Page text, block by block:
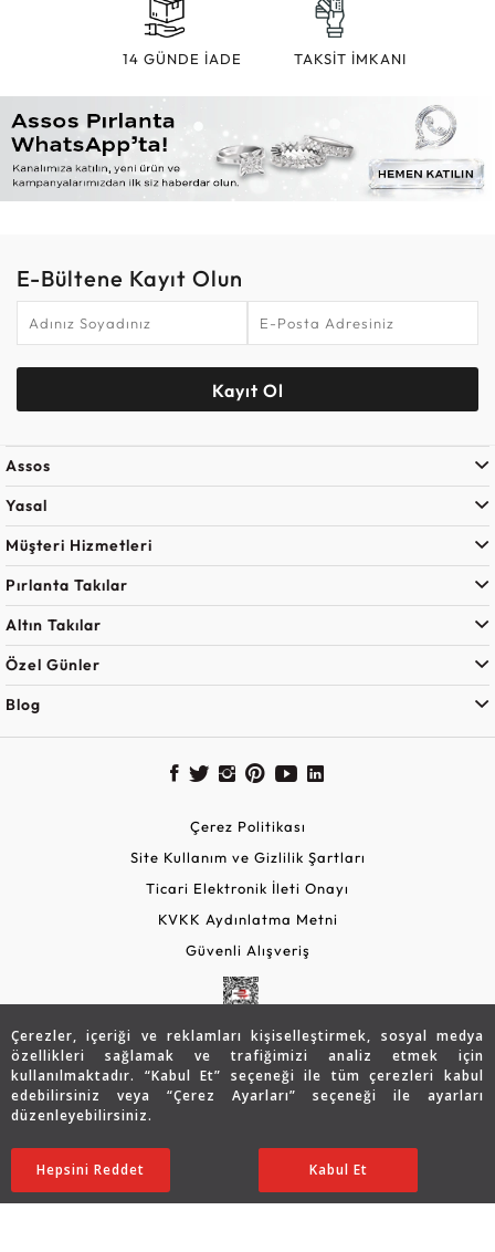
Çerezler, içeriği ve reklamları kişiselleştirmek, sosyal medya
özellikleri sağlamak ve trafiğimizi analiz etmek için
kullanılmaktadır. “Kabul Et” seçeneği ile tüm çerezleri kabul
edebilirsiniz veya “Çerez Ayarları” seçeneği ile ayarları
düzenleyebilirsiniz.
Ayarları Düzenle
Hepsini Reddet Kabul Et
33.037 TL
26.430 TL
22.466 TL SATIN ALIN
14 GÜNDE İADE TAKSİT İMKANI
E-Bültene Kayıt Olun
Kayıt Ol
Assos
Yasal
Müşteri Hizmetleri
Pırlanta Takılar
Altın Takılar
Özel Günler
Blog
Çerez Politikası
Site Kullanım ve Gizlilik Şartları
Ticari Elektronik İleti Onayı
KVKK Aydınlatma Metni
Güvenli Alışveriş
Copyright © 2026 Assos Pırlanta - Bu sitenin tüm hakları